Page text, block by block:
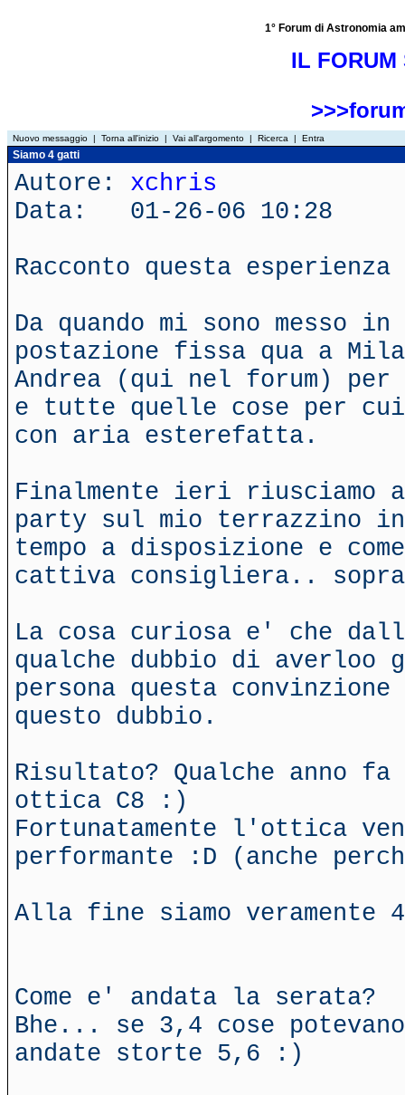
1° Forum di Astronomia
IL FORUM
Nuovo messaggio | Torna all'inizio | Vai all'argomento | Ricerca | Entra
Siamo 4 gatti
Autore: xchris
Data: 01-26-06 10:28
Racconto questa
Da quando mi sono messo
postazione fissa qua a
Andrea (qui nel forum) per
e tutte quelle cose per
con aria esterefatta.
Finalmente ieri riusciamo
party sul mio terrazzino
tempo a disposizione e
cattiva consigliera..
La cosa curiosa e' che
qualche dubbio di averloo
persona questa
questo dubbio.
Risultato? Qualche anno
ottica C8 :)
Fortunatamente l'ottica
performante :D (anche
Alla fine siamo veramente
Come e' andata la serata?
Bhe... se 3,4 cose
andate storte 5,6 :)